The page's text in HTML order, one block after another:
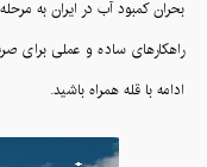
بحران کمبود آب در ایران به
راهکارهای ساده و عملی برای
ادامه با قله همراه باشید.